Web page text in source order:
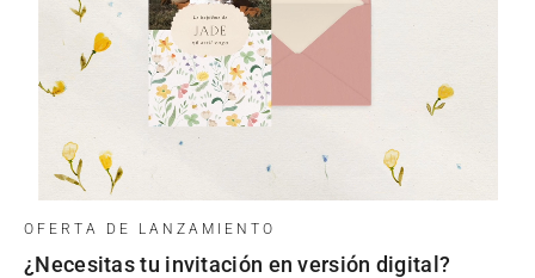
OFERTA DE LANZAMIENTO
¿Necesitas tu invitación en versión digital?